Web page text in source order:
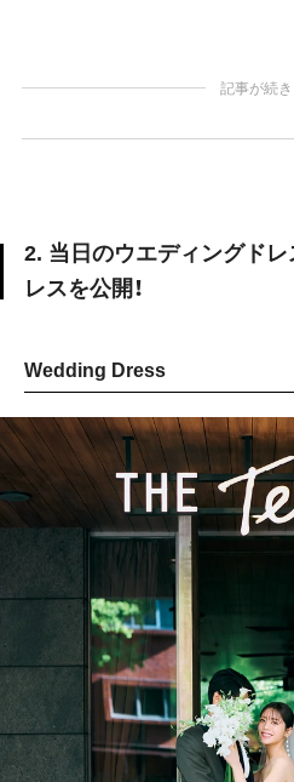
記事が続
2. 当日のウエディングド
レスを公開！
Wedding Dress